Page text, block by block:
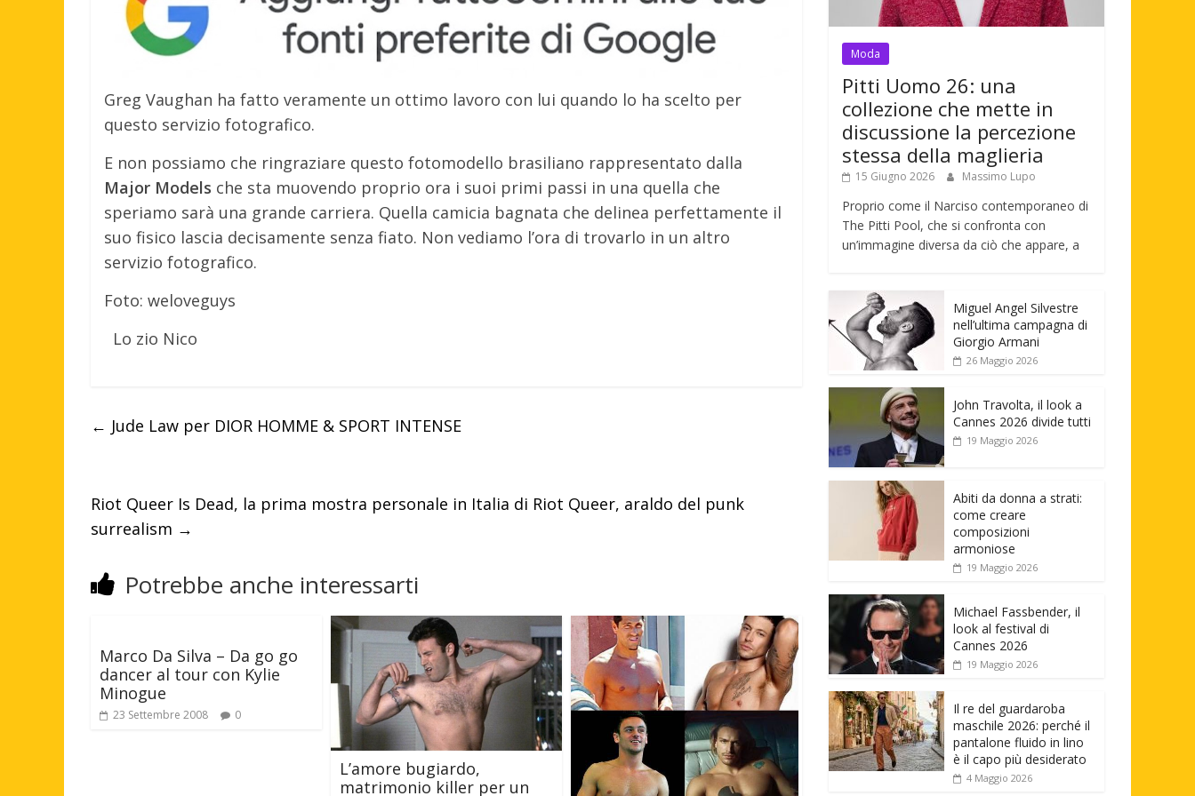
Greg Vaughan ha fatto veramente un ottimo lavoro con lui quando lo ha scelto per
questo servizio fotografico.
E non possiamo che ringraziare questo fotomodello brasiliano rappresentato dalla
Major Models che sta muovendo proprio ora i suoi primi passi in una quella che
speriamo sarà una grande carriera. Quella camicia bagnata che delinea perfettamente il
suo fisico lascia decisamente senza fiato. Non vediamo l’ora di trovarlo in un altro
servizio fotografico.
Foto: weloveguys
Lo zio Nico
← Jude Law per DIOR HOMME & SPORT INTENSE
Riot Queer Is Dead, la prima mostra personale in Italia di Riot Queer, araldo del punk
surrealism →
Potrebbe anche interessarti
Marco Da Silva – Da go go
dancer al tour con Kylie
Minogue
23 Settembre 2008 0
L’amore bugiardo,
matrimonio killer per un
Moda
Pitti Uomo 26: una
collezione che mette in
discussione la percezione
stessa della maglieria
15 Giugno 2026 Massimo Lupo
Proprio come il Narciso contemporaneo di
The Pitti Pool, che si confronta con
un’immagine diversa da ciò che appare, a
Miguel Angel Silvestre
nell’ultima campagna di
Giorgio Armani
26 Maggio 2026
John Travolta, il look a
Cannes 2026 divide tutti
19 Maggio 2026
Abiti da donna a strati:
come creare
composizioni
armoniose
19 Maggio 2026
Michael Fassbender, il
look al festival di
Cannes 2026
19 Maggio 2026
Il re del guardaroba
maschile 2026: perché il
pantalone fluido in lino
è il capo più desiderato
4 Maggio 2026